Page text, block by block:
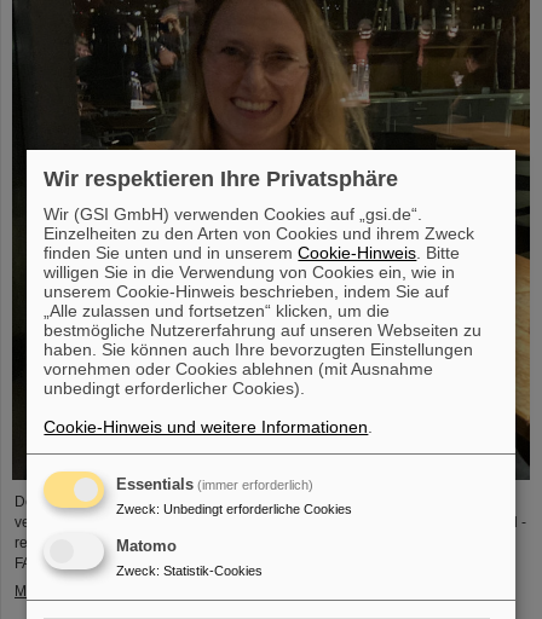
Der PANDA-PhD-Preis 2023 wurde an Anna Alicke (FZ Jülich/Deutschland)
vergeben. In ihrer Dissertation untersuchte sie die Hyperonenproduktion und -
reaktionen innerhalb des PANDA-Detektors, der am Beschleunigerzentrum
FAIR gebaut wird.
Mehr »
Wir respektieren Ihre Privatsphäre
Wir (GSI GmbH) verwenden Cookies auf „gsi.de“.
Einzelheiten zu den Arten von Cookies und ihrem Zweck
finden Sie unten und in unseremCookie-Hinweis . Bitte
willigen Sie in die Verwendung von Cookies ein, wie in
unserem Cookie-Hinweis beschrieben, indem Sie auf
„Alle zulassen und fortsetzen“ klicken, um die
bestmögliche Nutzererfahrung auf unseren Webseiten zu
haben. Sie können auch Ihre bevorzugten Einstellungen
vornehmen oder Cookies ablehnen (mit Ausnahme
unbedingt erforderlicher Cookies).
Cookie-Hinweis und weitere Informationen
Essentials (immer erforderlich)
Zweck: Unbedingt erforderliche Cookies
Matomo
Zweck: Statistik-Cookies